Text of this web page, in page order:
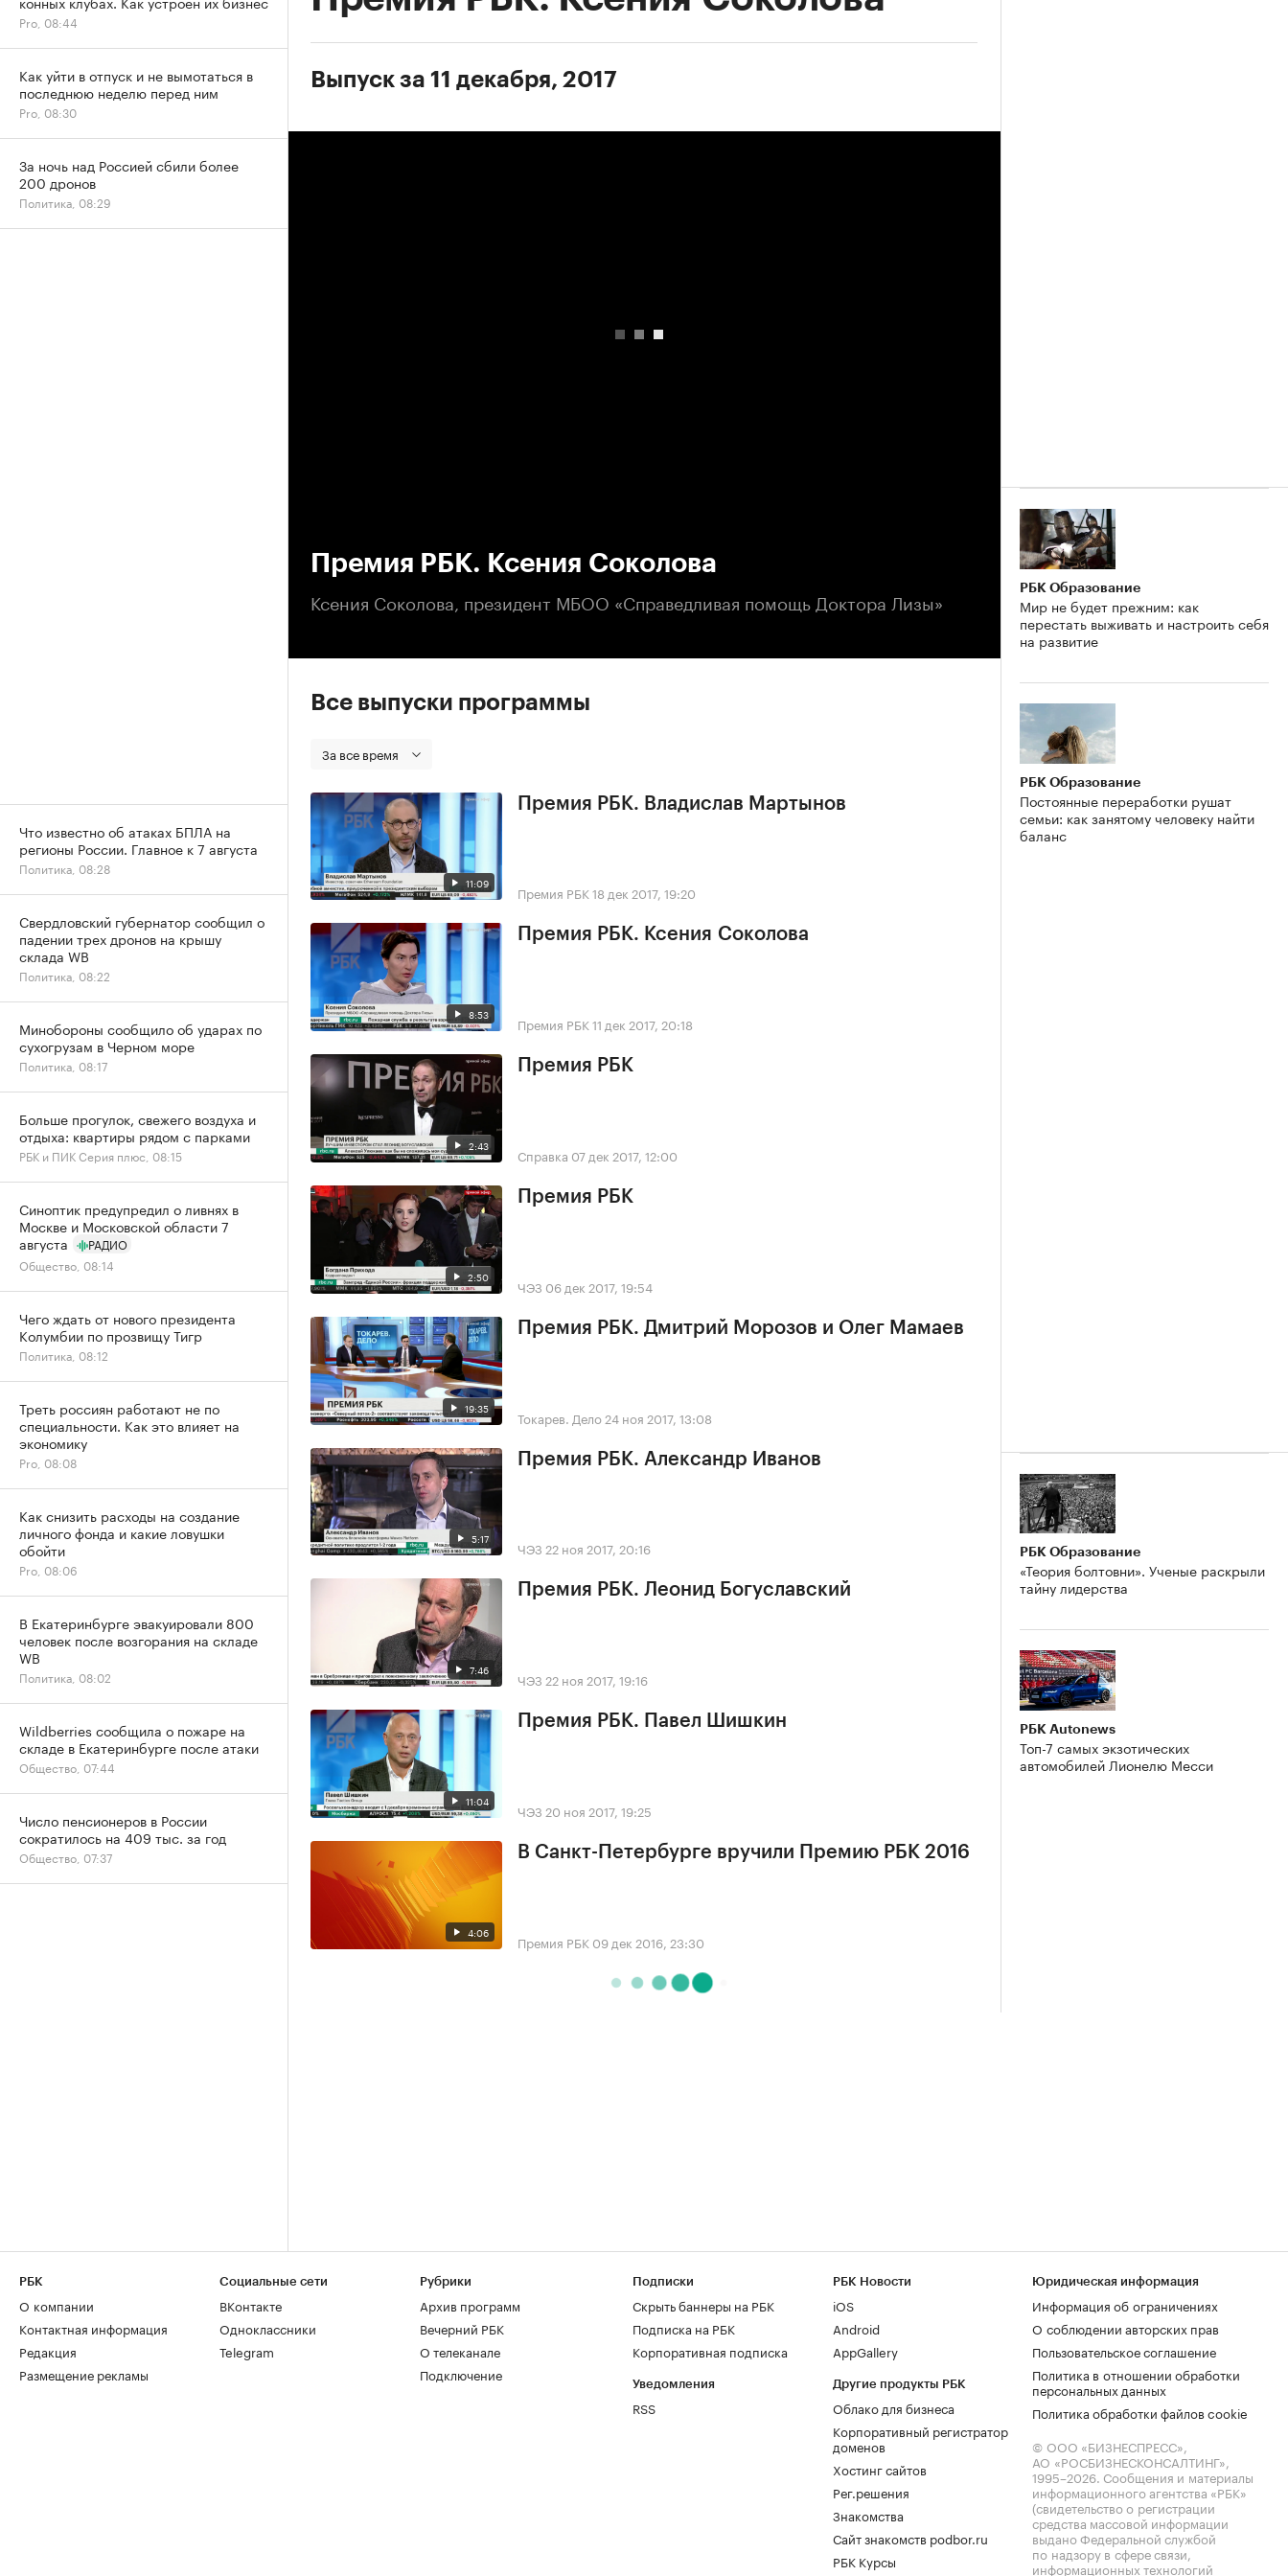
Выпуск за 11 декабря, 2017
Премия РБК. Ксения Соколова
Ксения Соколова, президент МБОО «Справедливая помощь Доктора Лизы»
Все выпуски программы
За все время
11:09
Премия РБК. Владислав Мартынов
Премия РБК18 дек 2017, 19:20
8:53
Премия РБК. Ксения Соколова
Премия РБК11 дек 2017, 20:18
2:43
Премия РБК
Справка 07 дек 2017, 12:00
2:50
Премия РБК
ЧЭЗ 06 дек 2017, 19:54
19:35
Премия РБК. Дмитрий Морозов и Олег Мамаев
Токарев. Дело 24 ноя 2017, 13:08
5:17
Премия РБК. Александр Иванов
ЧЭЗ 22 ноя 2017, 20:16
7:46
Премия РБК. Леонид Богуславский
ЧЭЗ 22 ноя 2017, 19:16
11:04
Премия РБК. Павел Шишкин
ЧЭЗ 20 ноя 2017, 19:25
4:06
В Санкт-Петербурге вручили Премию РБК 2016
Премия РБК 09 дек 2016, 23:30
РБК Образование
Мир не будет прежним: как
перестать выживать и настроить себя
на развитие
РБК Образование
Постоянные переработки рушат
семьи: как занятому человеку найти
баланс
РБК Образование
«Теория болтовни». Ученые раскрыли
тайну лидерства
РБК Autonews
Топ-7 самых экзотических
автомобилей Лионелю Месси
Pro, 08:44
Как уйти в отпуск и не вымотаться в
последнюю неделю перед ним
Pro, 08:30
За ночь над Россией сбили более
200 дронов
Политика, 08:29
Что известно об атаках БПЛА на
регионы России. Главное к 7 августа
Политика, 08:28
Свердловский губернатор сообщил о
падении трех дронов на крышу
склада WB
Политика, 08:22
Минобороны сообщило об ударах по
сухогрузам в Черном море
Политика, 08:17
Больше прогулок, свежего воздуха и
отдыха: квартиры рядом с парками
РБК и ПИК Серия плюс, 08:15
Синоптик предупредил о ливнях в
Москве и Московской области 7
августа
РАДИО
Общество, 08:14
Чего ждать от нового президента
Колумбии по прозвищу Тигр
Политика, 08:12
Треть россиян работают не по
специальности. Как это влияет на
экономику
Pro, 08:08
Как снизить расходы на создание
личного фонда и какие ловушки
обойти
Pro, 08:06
В Екатеринбурге эвакуировали 800
человек после возгорания на складе
WB
Политика, 08:02
Wildberries сообщила о пожаре на
складе в Екатеринбурге после атаки
Общество, 07:44
Число пенсионеров в России
сократилось на 409 тыс. за год
Общество, 07:37
РБК
О компании
Контактная информация
Редакция
Размещение рекламы
Социальные сети
ВКонтакте
Одноклассники
Telegram
Рубрики
Архив программ
Вечерний РБК
О телеканале
Подключение
Подписки
Скрыть баннеры на РБК
Подписка на РБК
Корпоративная подписка
Уведомления
RSS
РБК Новости
iOS
Android
AppGallery
Другие продукты РБК
Облако для бизнеса
Корпоративный регистратор
доменов
Хостинг сайтов
Рег.решения
Знакомства
Сайт знакомств podbor.ru
РБК Курсы
Юридическая информация
Информация об ограничениях
О соблюдении авторских прав
Пользовательское соглашение
Политика в отношении обработки
персональных данных
Политика обработки файлов cookie
© ООО «БИЗНЕСПРЕСС»,
АО «РОСБИЗНЕСКОНСАЛТИНГ»,
1995–2026. Сообщения и материалы
информационного агентства «РБК»
(свидетельство о регистрации
средства массовой информации
выдано Федеральной службой
по надзору в сфере связи,
информационных технологий